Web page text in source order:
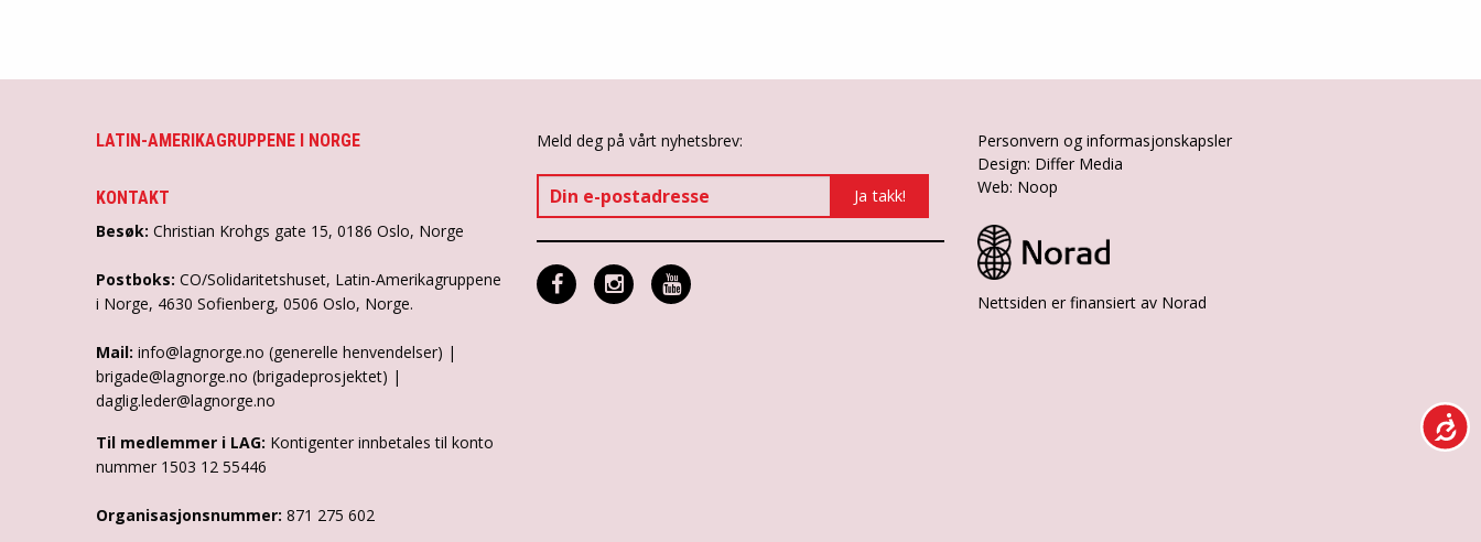
LATIN-AMERIKAGRUPPENE I NORGE
KONTAKT
Besøk: Christian Krohgs gate 15, 0186 Oslo, Norge
Postboks: CO/Solidaritetshuset, Latin-Amerikagruppene
i Norge, 4630 Sofienberg, 0506 Oslo, Norge.
Mail: info@lagnorge.no (generelle henvendelser) |
brigade@lagnorge.no (brigadeprosjektet) |
daglig.leder@lagnorge.no
Til medlemmer i LAG: Kontigenter innbetales til konto
nummer 1503 12 55446
Organisasjonsnummer: 871 275 602
Meld deg på vårt nyhetsbrev:
Personvern og informasjonskapsler
Design: Differ Media
Web: Noop
Nettsiden er finansiert av Norad